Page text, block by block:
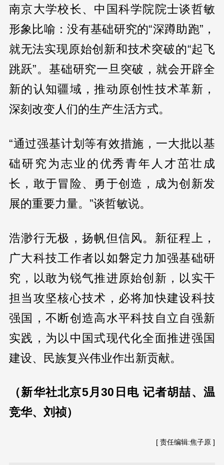
南京大学校长、中国科学院院士谈哲敏
形象比喻：没有基础研究的“深蹲助跑”，
就无法实现原始创新和技术突破的“起飞
跳跃”。基础研究一旦突破，就会开辟全
新的认知疆域，推动原创性技术革新，
深刻改变人们的生产生活方式。
“通过强基计划等有效措施，一大批以基
础研究为志业的优秀青年人才茁壮成
长，敢于冒险、勇于创造，成为创新发
展的重要力量。”谈哲敏说。
浩渺行无极，扬帆但信风。新征程上，
广大科技工作者以如磐定力加强基础研
究，以敢为锐气推进原始创新，以实干
担当攻坚核心技术，必将加快建设科技
强国，不断创造高水平科技自立自强新
实践，为以中国式现代化全面推进强国
建设、民族复兴伟业作出新贡献。
（新华社北京5月30日电 记者胡喆、温
竞华、刘祯）
[ 责任编辑:焦子原 ]